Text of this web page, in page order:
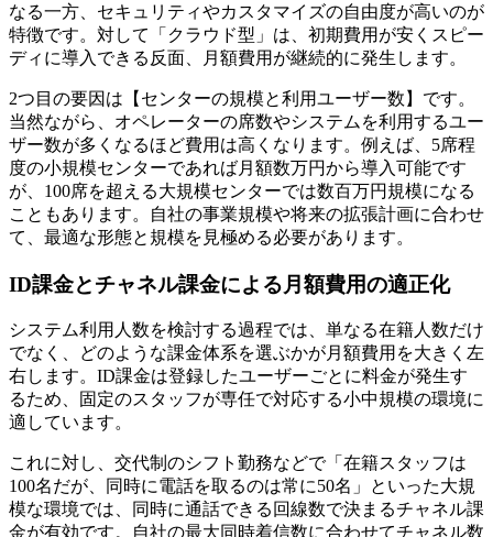
なる一方、セキュリティやカスタマイズの自由度が高いのが
特徴です。対して「クラウド型」は、初期費用が安くスピー
ディに導入できる反面、月額費用が継続的に発生します。
2つ目の要因は 【センターの規模と利用ユーザー数】 です。
当然ながら、オペレーターの席数やシステムを利用するユー
ザー数が多くなるほど費用は高くなります。例えば、5席程
度の小規模センターであれば月額数万円から導入可能です
が、100席を超える大規模センターでは数百万円規模になる
こともあります。自社の事業規模や将来の拡張計画に合わせ
て、最適な形態と規模を見極める必要があります。
ID課金とチャネル課金による月額費用の適正化
システム利用人数を検討する過程では、単なる在籍人数だけ
でなく、
どのような課金体系を選ぶかが月額費用を大きく左
右します。ID課金は登録したユーザーごとに料金が発生す
るため、
固定のスタッフが専任で対応する小中規模の環境に
適しています。
これに対し、交代制のシフト勤務などで「在籍スタッフは
100名だが、同時に電話を取るのは常に50名」といった大規
模な環境では、
同時に通話できる回線数で決まるチャネル課
金が有効です。自社の最大同時着信数に合わせてチャネル数